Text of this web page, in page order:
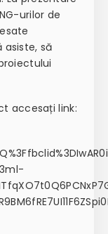
urilor de
să
accesați link: